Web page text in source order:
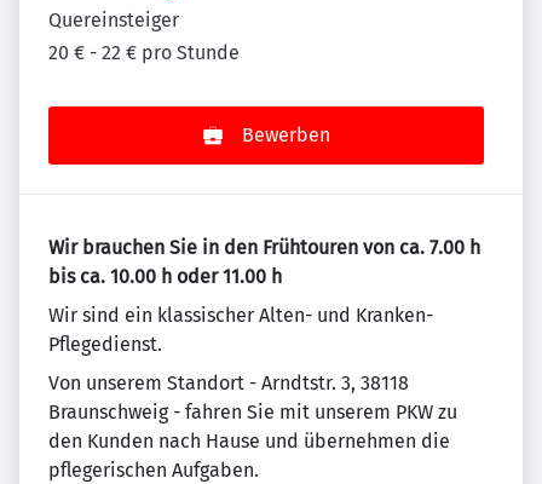
Quereinsteiger
20 € - 22 € pro Stunde
Bewerben
Wir brauchen Sie in den Frühtouren von ca. 7.00 h
bis ca. 10.00 h oder 11.00 h
Wir sind ein klassischer Alten- und Kranken-
Pflegedienst.
Von unserem Standort - Arndtstr. 3, 38118
Braunschweig - fahren Sie mit unserem PKW zu
den Kunden nach Hause und übernehmen die
pflegerischen Aufgaben.